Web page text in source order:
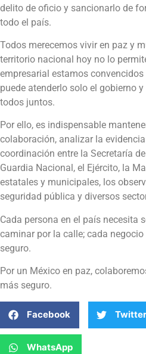
delito de oficio y sancionarlo de
todo el país.
Todos merecemos vivir en paz y
territorio nacional hoy no lo
empresarial estamos
puede atenderlo solo el gobierno
todos juntos.
Por ello, es indispensable
colaboración, analizar la
coordinación entre la Secretaría
Guardia Nacional, el Ejército, la
estatales y municipales, los
seguridad pública y diversos
Cada persona en el país necesita
caminar por la calle; cada
seguro.
Por un México en paz,
más seguro.
Facebook Twitter
WhatsApp